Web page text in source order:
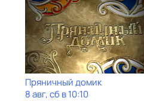
Пряничный домик
8 авг, сб в 10:10